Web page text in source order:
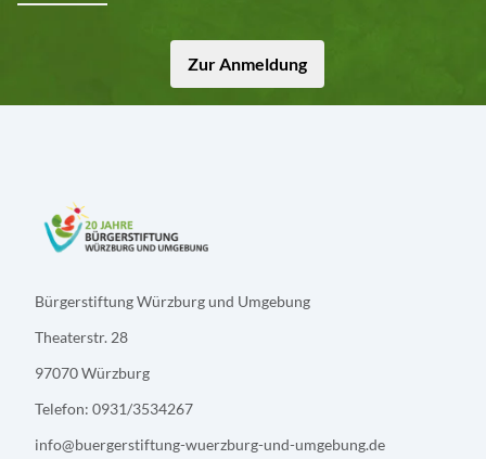
Zur Anmeldung
Bürgerstiftung Würzburg und Umgebung
Theaterstr. 28
97070 Würzburg
Telefon: 0931/3534267
info@buergerstiftung-wuerzburg-und-umgebung.de